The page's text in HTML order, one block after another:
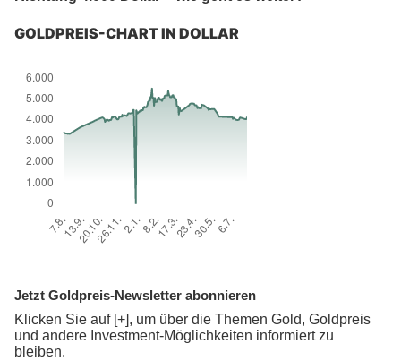
GOLDPREIS-CHART IN DOLLAR
Jetzt Goldpreis-Newsletter abonnieren
Klicken Sie auf [+], um über die Themen Gold, Goldpreis
und andere Investment-Möglichkeiten informiert zu
bleiben.